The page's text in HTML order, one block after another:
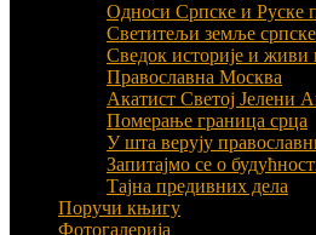
Односи Српске и Руске
Светитељи земље српске
Сведок историје и живи
Православна Москва
Акатист Светој Јелени
Померање граница срца
У шта верују
Запитајмо се о
Тајна предивних дела
Поручи књигу
Фотогалерија